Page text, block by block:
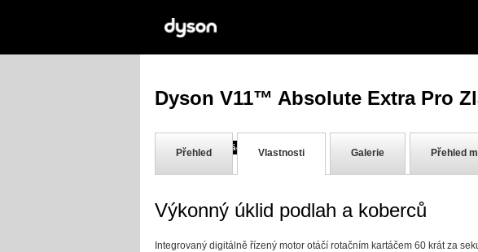
Dyson V11™ Absolute Extra Pro
30-denní záruka vrácení peněz
Přehled Vlastnosti Galerie Přehled
Výkonný úklid podlah a koberců
Integrovaný digitálně řízený motor otáčí rotačním kartáčem 60 krát za